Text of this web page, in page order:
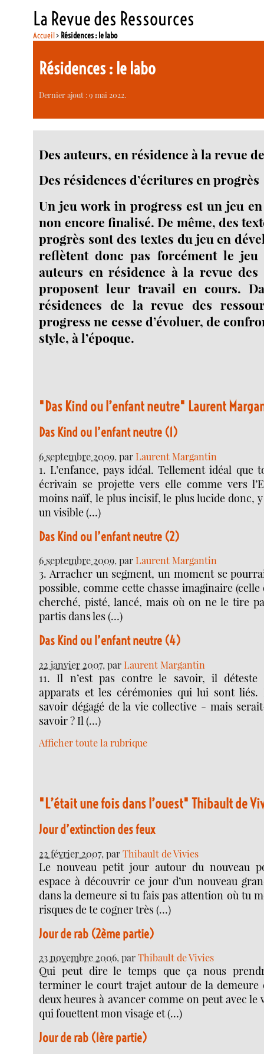
La Revue des Ressources
Accueil> Résidences : le labo
Résidences : le labo
Dernier ajout : 9 mai 2022.
Des auteurs, en résidence à la revue
Des résidences d’écritures en progrès
Un jeu work in progress est un jeu
non encore finalisé. De même, des
progrès sont des textes du jeu en
reflètent donc pas forcément le
auteurs en résidence à la revue des
proposent leur travail en cours.
résidences de la revue des
progress ne cesse d’évoluer, de
style, à l’époque.
"Das Kind ou l’enfant neutre" Laurent
Das Kind ou l’enfant neutre (1)
6 septembre 2009, parLaurent Margantin
1. L’enfance, pays idéal. Tellement idéal que
écrivain se projette vers elle comme vers
moins naïf, le plus incisif, le plus lucide donc,
un visible (…)
Das Kind ou l’enfant neutre (2)
6 septembre 2009, parLaurent Margantin
3. Arracher un segment, un moment se
possible, comme cette chasse imaginaire
cherché, pisté, lancé, mais où on ne le tire
partis dans les (…)
Das Kind ou l’enfant neutre (4)
22 janvier 2007, parLaurent Margantin
11. Il n’est pas contre le savoir, il déteste
apparats et les cérémonies qui lui sont
savoir dégagé de la vie collective - mais
savoir ? Il (…)
Afficher toute la rubrique
"L’était une fois dans l’ouest" Thibault de
Jour d’extinction des feux
22 février 2007, parThibault de Vivies
Le nouveau petit jour autour du nouveau
espace à découvrir ce jour d’un nouveau
dans la demeure si tu fais pas attention où tu
risques de te cogner très (…)
Jour de rab (2ème partie)
23 novembre 2006, parThibault de Vivies
Qui peut dire le temps que ça nous
terminer le court trajet autour de la demeure
deux heures à avancer comme on peut avec le
qui fouettent mon visage et (…)
Jour de rab (1ère partie)